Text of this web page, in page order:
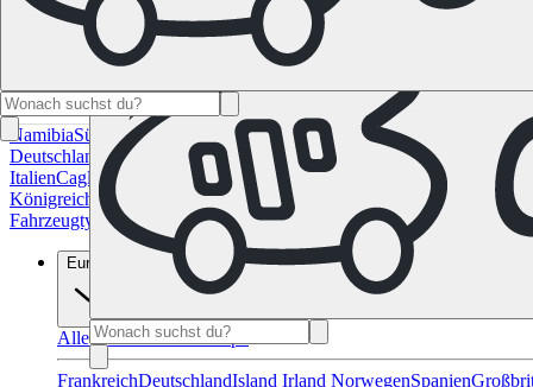
NamibiaSüdafrikaAlle Ziele in Kanada CalgaryHalifax
Deutschland
Berlin Hamburg HannoverKöln Leipzig München Stuttgart
ItalienCagliari Florenz Mailand Rom Sardinien Alle Reiseziele
Königreich Edinburgh Glasgow London Schottland Alle
Fahrzeugtypen Wohnmobil-RatgeberReisemagazinFAQ Geschenk
Europa
Alle Reiseziele in Europa
FrankreichDeutschlandIsland Irland NorwegenSpanien